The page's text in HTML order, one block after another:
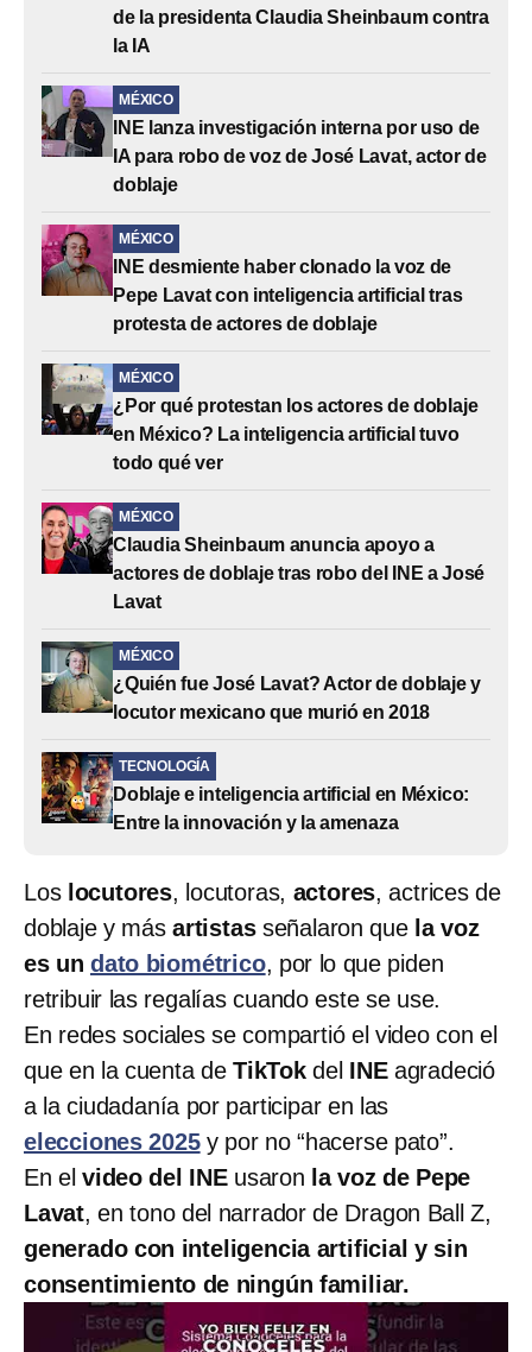
de la presidenta Claudia Sheinbaum contra
la IA
MÉXICO
INE lanza investigación interna por uso de
IA para robo de voz de José Lavat, actor de
doblaje
MÉXICO
INE desmiente haber clonado la voz de
Pepe Lavat con inteligencia artificial tras
protesta de actores de doblaje
MÉXICO
¿Por qué protestan los actores de doblaje
en México? La inteligencia artificial tuvo
todo qué ver
MÉXICO
Claudia Sheinbaum anuncia apoyo a
actores de doblaje tras robo del INE a José
Lavat
MÉXICO
¿Quién fue José Lavat? Actor de doblaje y
locutor mexicano que murió en 2018
TECNOLOGÍA
Doblaje e inteligencia artificial en México:
Entre la innovación y la amenaza
Los locutores, locutoras, actores, actrices de
doblaje y másartistas señalaron que la voz
es un dato biométrico, por lo que piden
retribuir las regalías cuando este se use.
En redes sociales se compartió el video con el
que en la cuenta deTikTokdel INEagradeció
a la ciudadanía por participar en las
elecciones 2025 y por no “hacerse pato”.
En el video del INEusaron la voz de Pepe
Lavat, en tono del narrador de Dragon Ball Z,
generado con inteligencia artificial y sin
consentimiento de ningún familiar.